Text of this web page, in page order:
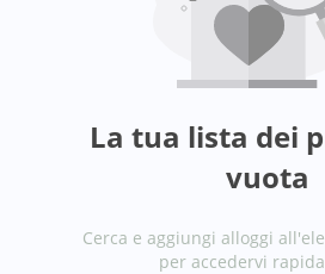
La tua lista dei
vuota
Cerca e aggiungi alloggi
per accedervi